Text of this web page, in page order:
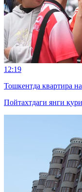
12:19
Тошкентда квартира
Пойтахтдаги янги